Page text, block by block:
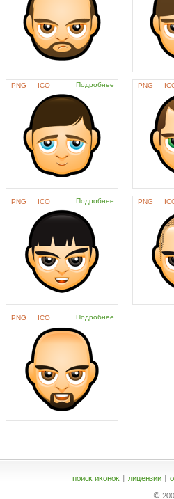
PNG ICO Подробнее PNG
PNG ICO Подробнее PNG
PNG ICO Подробнее
поиск иконок| лицензии|
©